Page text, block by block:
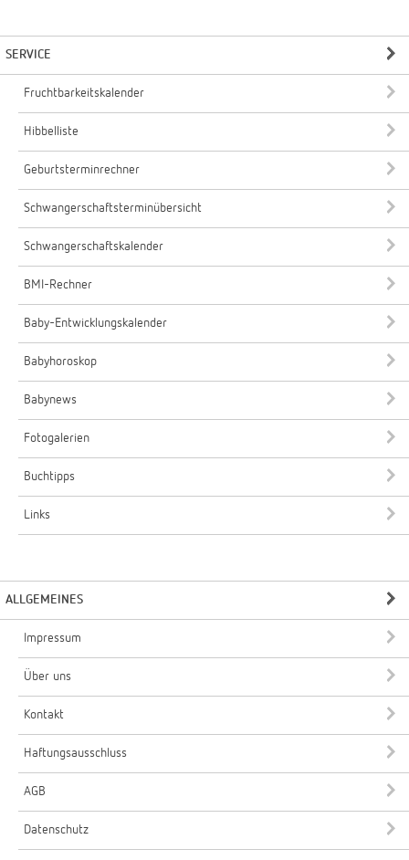
SERVICE
Fruchtbarkeitskalender
Hibbelliste
Geburtsterminrechner
Schwangerschaftsterminübersicht
Schwangerschaftskalender
BMI-Rechner
Baby-Entwicklungskalender
Babyhoroskop
Babynews
Fotogalerien
Buchtipps
Links
ALLGEMEINES
Impressum
Über uns
Kontakt
Haftungsausschluss
AGB
Datenschutz